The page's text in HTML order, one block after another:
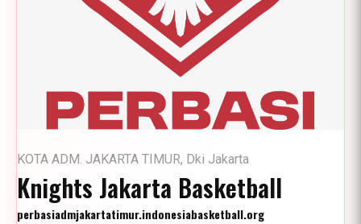
KOTA ADM. JAKARTA TIMUR, Dki Jakarta
Knights Jakarta Basketball
perbasiadmjakartatimur.indonesiabasketball.org